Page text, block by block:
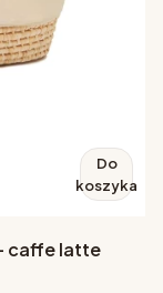
Do
koszyka
caffe latte